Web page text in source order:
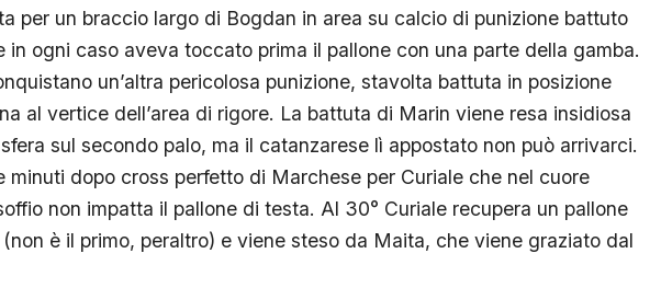
per un braccio largo di Bogdan in area su calcio di punizione battuto
in ogni caso aveva toccato prima il pallone con una parte della gamba.
un’altra pericolosa punizione, stavolta battuta in posizione
al vertice dell’area di rigore. La battuta di Marin viene resa insidiosa
sul secondo palo, ma il catanzarese lì appostato non può arrivarci.
minuti dopo cross perfetto di Marchese per Curiale che nel cuore
non impatta il pallone di testa. Al 30° Curiale recupera un pallone
è il primo, peraltro) e viene steso da Maita, che viene graziato dal